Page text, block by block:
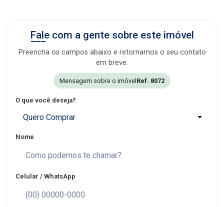
Fale com a gente sobre este imóvel
Preencha os campos abaixo e retornamos o seu contato
em breve.
Mensagem sobre o imóvel Ref. 8072
O que você deseja?
Quero Comprar
Nome
Celular / WhatsApp